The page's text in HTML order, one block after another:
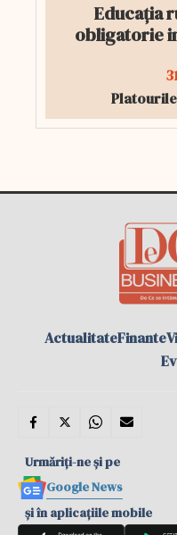
Educația
obligatorie
ActualitateFinante
Urmăriți-ne și pe
Google News
și în aplicațiile mobile